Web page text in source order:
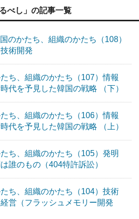
べし」の記事一覧
国のかたち、組織のかたち（108）
術開発
ち、組織のかたち（107）情報
代を予見した韓国の戦略 （下）
ち、組織のかたち（106）情報
代を予見した韓国の戦略 （上）
ち、組織のかたち（105）発明
誰のもの（404特許訴訟）
ち、組織のかたち（104）技術
営（フラッシュメモリー開発